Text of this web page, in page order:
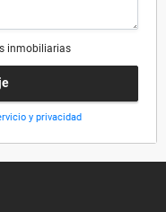
inmobiliarias
y privacidad